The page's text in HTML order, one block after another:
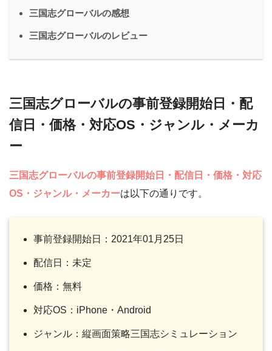
三国志グローバルの感想
三国志グローバルのレビュー
三国志グローバルの事前登録開始日・配
信日・価格・対応OS・ジャンル・メーカ
ー
三国志グローバルの事前登録開始日・配信日・価格・対応
OS・ジャンル・メーカーは以下の通りです。
事前登録開始日：2021年01月25日
配信日：未定
価格：無料
対応OS：iPhone・Android
ジャンル：縦画面策略三国志シミュレーション